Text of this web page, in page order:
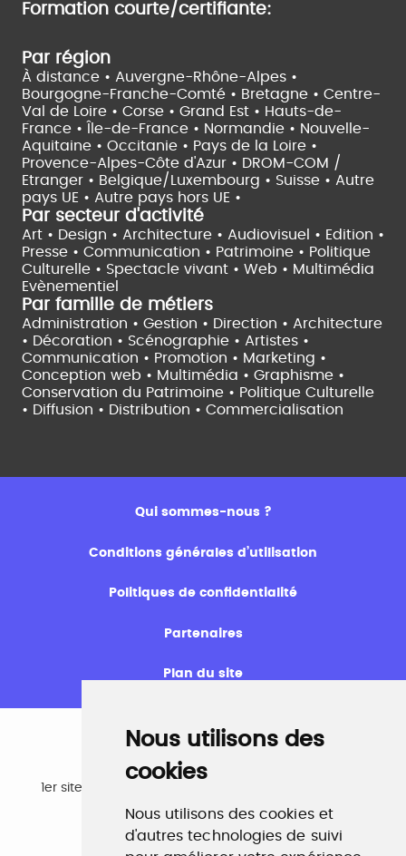
Nous utilisons des
cookies
Nous utilisons des cookies et
d'autres technologies de suivi
Formation courte/certifiante:
Par région
À distance • Auvergne-Rhône-Alpes •
Bourgogne-Franche-Comté • Bretagne • Centre-
Val de Loire • Corse • Grand Est • Hauts-de-
France •
Île-de-France • Normandie • Nouvelle-
Aquitaine • Occitanie • Pays de la Loire •
Provence-Alpes-Côte d'Azur • DROM-COM /
Etranger • Belgique/Luxembourg • Suisse • Autre
pays UE • Autre pays hors UE •
Par secteur d'activité
Art • Design • Architecture • Audiovisuel • Edition •
Presse • Communication • Patrimoine • Politique
Culturelle • Spectacle vivant • Web • Multimédia
Evènementiel
Par famille de métiers
Administration • Gestion • Direction • Architecture
• Décoration • Scénographie • Artistes •
Communication • Promotion • Marketing •
Conception web • Multimédia • Graphisme •
Conservation du Patrimoine • Politique Culturelle
• Diffusion • Distribution • Commercialisation
Qui sommes-nous ?
Conditions générales d’utilisation
Politiques de confidentialité
Partenaires
Plan du site
Emploi
1er site emploi du secteur culturel 784.000 visites et
www.profilculture.com